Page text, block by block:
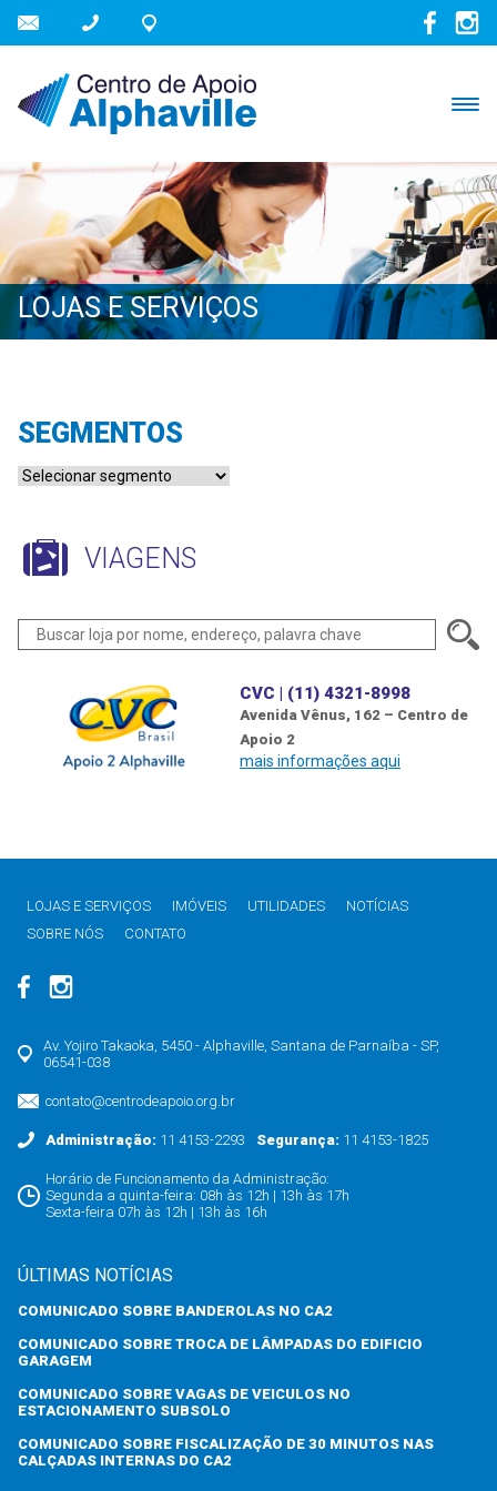
LOJAS E SERVIÇOS
SEGMENTOS
VIAGENS
CVC | (11) 4321-8998
Avenida Vênus, 162 – Centro de
Apoio 2
mais informações aqui
LOJAS E SERVIÇOS IMÓVEIS UTILIDADES
NOTÍCIAS
SOBRE NÓS
CONTATO
Av. Yojiro Takaoka, 5450 - Alphaville, Santana de Parnaíba - SP,
06541-038
contato@centrodeapoio.org.br
Administração: 11 4153-2293 Segurança: 11 4153-1825
Horário de Funcionamento da Administração:
Segunda a quinta-feira: 08h às 12h | 13h às 17h
Sexta-feira 07h às 12h | 13h às 16h
ÚLTIMAS NOTÍCIAS
COMUNICADO SOBRE BANDEROLAS NO CA2
COMUNICADO SOBRE TROCA DE LÂMPADAS DO EDIFICIO
GARAGEM
COMUNICADO SOBRE VAGAS DE VEICULOS NO
ESTACIONAMENTO SUBSOLO
COMUNICADO SOBRE FISCALIZAÇÃO DE 30 MINUTOS NAS
CALÇADAS INTERNAS DO CA2